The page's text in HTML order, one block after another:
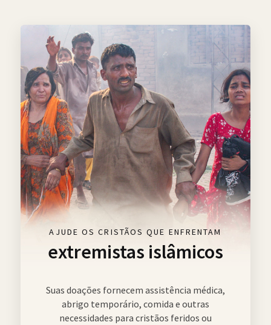
AJUDE OS CRISTÃOS QUE ENFRENTAM
extremistas islâmicos
Suas doações fornecem assistência médica,
abrigo temporário, comida e outras
necessidades para cristãos feridos ou